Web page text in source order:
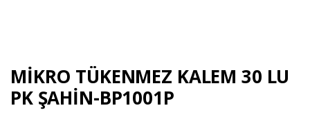
MİKRO TÜKENMEZ KALEM 30 LU
PK ŞAHİN-BP1001P